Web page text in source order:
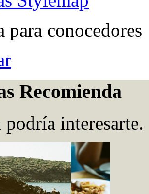
para conocedores
Recomienda
podría interesarte.